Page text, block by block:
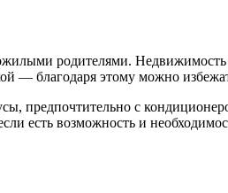
родителями.
— благодаря этому можно
предпочтительно с
есть возможность и